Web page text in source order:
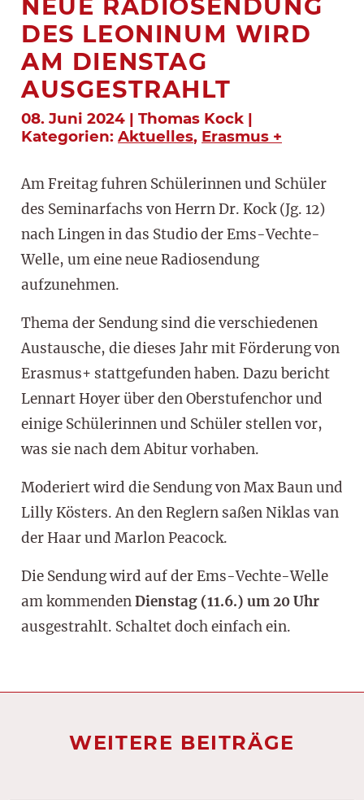
NEUE RADIOSENDUNG
DES LEONINUM WIRD
AM DIENSTAG
AUSGESTRAHLT
08. Juni 2024 | Thomas Kock |
Kategorien: Aktuelles, Erasmus +
Am Freitag fuhren Schülerinnen und Schüler
des Seminarfachs von Herrn Dr. Kock (Jg. 12)
nach Lingen in das Studio der Ems-Vechte-
Welle, um eine neue Radiosendung
aufzunehmen.
Thema der Sendung sind die verschiedenen
Austausche, die dieses Jahr mit Förderung von
Erasmus+ stattgefunden haben. Dazu bericht
Lennart Hoyer über den Oberstufenchor und
einige Schülerinnen und Schüler stellen vor,
was sie nach dem Abitur vorhaben.
Moderiert wird die Sendung von Max Baun und
Lilly Kösters. An den Reglern saßen Niklas van
der Haar und Marlon Peacock.
Die Sendung wird auf der Ems-Vechte-Welle
am kommendenDienstag (11.6.) um 20 Uhr
ausgestrahlt. Schaltet doch einfach ein.
WEITERE BEITRÄGE